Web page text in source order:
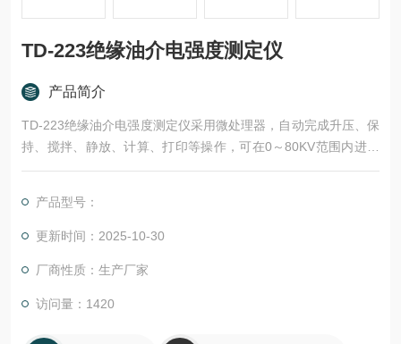
TD-223绝缘油介电强度测定仪
产品简介
TD-223绝缘油介电强度测定仪采用微处理器，自动完成升压、保
持、搅拌、静放、计算、打印等操作，可在0～80KV范围内进行
油循环耐压试验。
产品型号：
更新时间：2025-10-30
厂商性质：生产厂家
访问量：1420